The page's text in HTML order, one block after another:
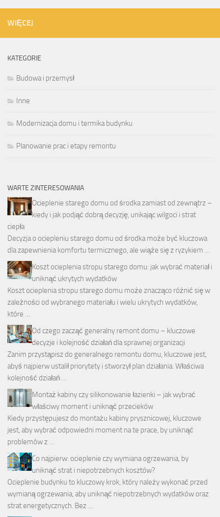
WIĘCEJ
KATEGORIE
Budowa i przemysł
Inne
Modernizacja domu i termika budynku
Planowanie prac i etapy remontu
WARTE ZINTERESOWANIA
Ocieplenie starego domu od środka zamiast od zewnątrz –
kiedy i jak podjąć dobrą decyzję, unikając wilgoci i strat
ciepła
Decyzja o ociepleniu starego domu od środka może być kluczowa
dla zapewnienia komfortu termicznego, ale wiąże się z ryzykiem …
Koszt ocieplenia stropu starego domu: jak wybrać materiał i
uniknąć ukrytych wydatków
Koszt ocieplenia stropu starego domu może znacząco różnić się w
zależności od wybranego materiału i wielu ukrytych wydatków,
które …
Od czego zacząć generalny remont domu – kluczowe
decyzje i kolejność działań dla sprawnej organizacji
Zanim przystąpisz do generalnego remontu domu, kluczowe jest,
abyś najpierw ustalił priorytety i stworzył plan działania. Właściwa
kolejność działań …
Montaż kabiny czy silikonowanie łazienki – jak wybrać
właściwy moment i uniknąć przecieków
Kiedy przystępujesz do montażu kabiny prysznicowej, kluczowe
jest, aby wybrać odpowiedni moment na te prace, by uniknąć
problemów z …
Co najpierw: ocieplenie czy wymiana ogrzewania, by
uniknąć strat i niepotrzebnych kosztów?
Ocieplenie budynku to kluczowy krok, który należy wykonać przed
wymianą ogrzewania, aby uniknąć niepotrzebnych wydatków oraz
strat energetycznych. Bez …